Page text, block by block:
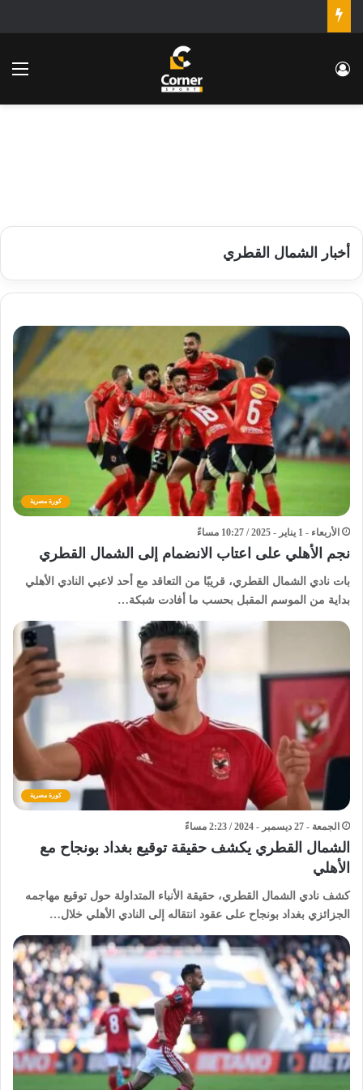
تسجيل الدخول
أخبار الشمال القطري
كورة مصرية
الأربعاء - 1 يناير - 2025 / 10:27 مساءً
نجم الأهلي على اعتاب الانضمام إلى الشمال القطري
بات نادي الشمال القطري، قريبًا من التعاقد مع أحد لاعبي النادي الأهلي
بداية من الموسم المقبل بحسب ما أفادت شبكة…
كورة مصرية
الجمعة - 27 ديسمبر - 2024 / 2:23 مساءً
الشمال القطري يكشف حقيقة توقيع بغداد بونجاح مع
الأهلي
كشف نادي الشمال القطري، حقيقة الأنباء المتداولة حول توقيع مهاجمه
الجزائزي بغداد بونجاح على عقود انتقاله إلى النادي الأهلي خلال…